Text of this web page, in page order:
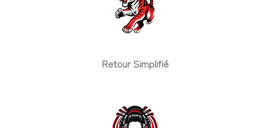
Retour Simplifié